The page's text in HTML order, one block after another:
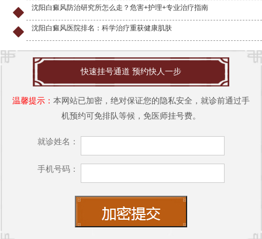
沈阳白癜风防治研究所怎么走？危害+护理+专业治疗指南
沈阳白癜风医院排名：科学治疗重获健康肌肤
快速挂号通道 预约快人一步
温馨提示： 本网站已加密，绝对保证您的隐私安全，就诊前通过手
机预约可免排队等候，免医师挂号费。
就诊姓名：
手机号码：